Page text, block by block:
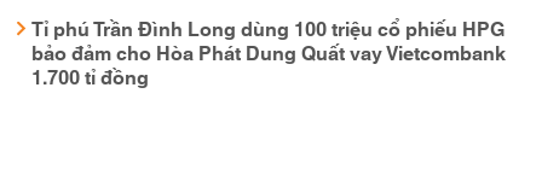
Tỉ phú Trần Đình Long dùng 100 triệu cổ phiếu HPG
bảo đảm cho Hòa Phát Dung Quất vay Vietcombank
1.700 tỉ đồng